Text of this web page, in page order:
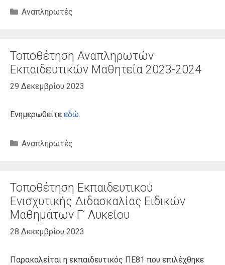
Κατηγορίες
Αναπληρωτές
Τοποθέτηση Αναπληρωτών
Εκπαιδευτικών Μαθητεία 2023-2024
29 Δεκεμβρίου 2023
Ενημερωθείτε εδώ.
Κατηγορίες
Αναπληρωτές
Τοποθέτηση Εκπαιδευτικού
Ενισχυτικής Διδασκαλίας Ειδικών
Μαθημάτων Γ’ Λυκείου
28 Δεκεμβρίου 2023
Παρακαλείται η εκπαιδευτικός ΠΕ81 που επιλέχθηκε